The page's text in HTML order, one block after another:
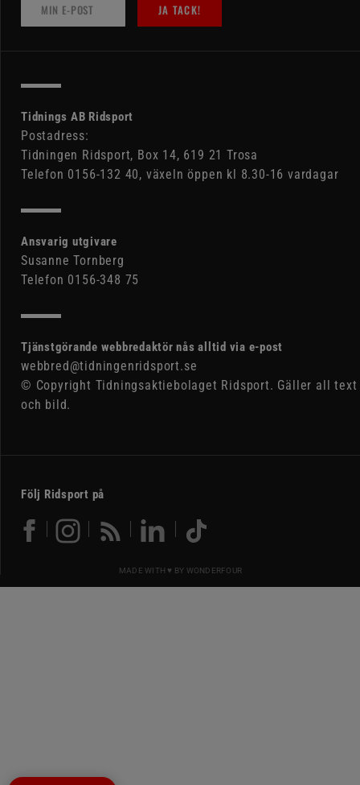
JA TACK!
Tidnings AB Ridsport
Postadress:
Tidningen Ridsport, Box 14, 619 21 Trosa
Telefon 0156-132 40, växeln öppen kl 8.30-16 vardagar
Ansvarig utgivare
Susanne Tornberg
Telefon 0156-348 75
Tjänstgörande webbredaktör nås alltid via e-post
webbred@tidningenridsport.se
© Copyright Tidningsaktiebolaget Ridsport. Gäller all text
och bild.
Följ Ridsport på
MADE WITH ♥ BY WONDERFOUR